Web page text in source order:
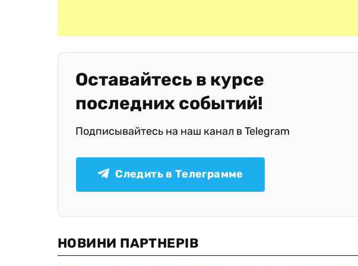
Оставайтесь в курсе
последних событий!
Подписывайтесь на наш канал в Telegram
Следить в Телеграмме